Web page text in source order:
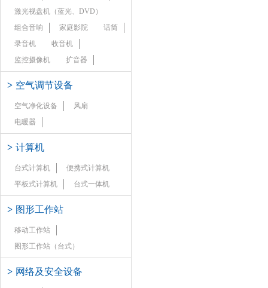
激光视盘机（蓝光、DVD）
组合音响
家庭影院
话筒
录音机
收音机
监控摄像机
扩音器
> 空气调节设备
空气净化设备
风扇
电暖器
> 计算机
台式计算机
便携式计算机
平板式计算机
台式一体机
> 图形工作站
移动工作站
图形工作站（台式）
> 网络及安全设备